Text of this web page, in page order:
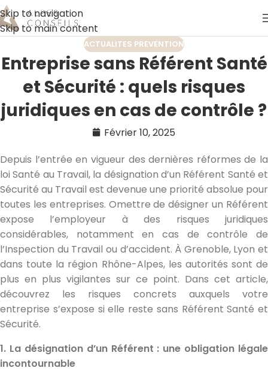
Skip to navigation
Skip to main content
ACTUALITES PREVENTION
Entreprise sans Référent Santé
et Sécurité : quels risques
juridiques en cas de contrôle ?
Février 10, 2025
Depuis l’entrée en vigueur des dernières réformes de la
loi Santé au Travail, la désignation d’un Référent Santé et
Sécurité au Travail est devenue une priorité absolue pour
toutes les entreprises. Omettre de désigner un Référent
expose l’employeur à des risques juridiques
considérables, notamment en cas de contrôle de
l’Inspection du Travail ou d’accident. À Grenoble, Lyon et
dans toute la région Rhône-Alpes, les autorités sont de
plus en plus vigilantes sur ce point. Dans cet article,
découvrez les risques concrets auxquels votre
entreprise s’expose si elle reste sans Référent Santé et
Sécurité.
1. La désignation d’un Référent : une obligation légale
incontournable